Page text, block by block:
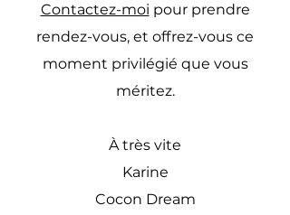
Contactez-moi pour prendre
rendez-vous, et offrez-vous ce
moment privilégié que vous
méritez.
À très vite
Karine
Cocon Dream